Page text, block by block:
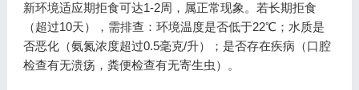
新环境适应期拒食可达1-2周，属正常现象。若长期拒食
（超过10天），需排查：环境温度是否低于22℃；水质是
否恶化（氨氮浓度超过0.5毫克/升）；是否存在疾病（口腔
检查有无溃疡，粪便检查有无寄生虫）。